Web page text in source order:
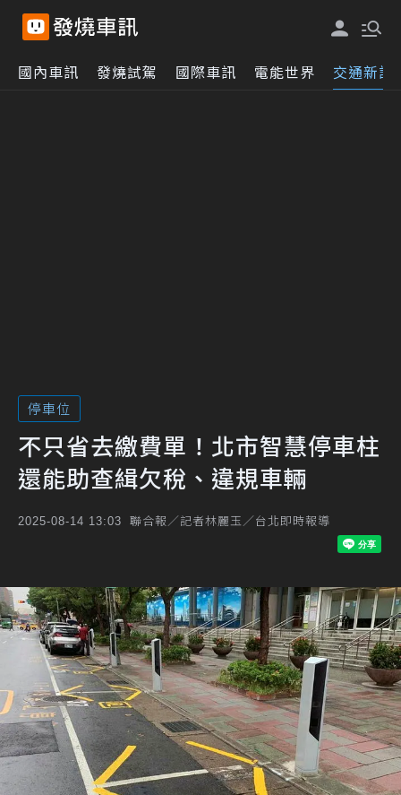
國內車訊 發燒試駕 國際車訊 電能世界 交通新訊
停車位
不只省去繳費單！北市智慧停車柱
還能助查緝欠稅、違規車輛
2025-08-14 13:03 聯合報／記者林麗玉／台北即時報導